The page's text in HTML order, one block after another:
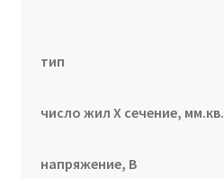
тип
число жил Х сечение, мм.кв.
напряжение, В